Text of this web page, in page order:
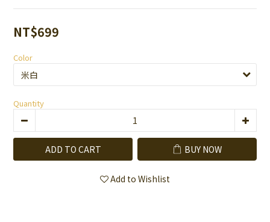
NT$699
Color
Quantity
ADD TO CART BUY NOW
Add to Wishlist